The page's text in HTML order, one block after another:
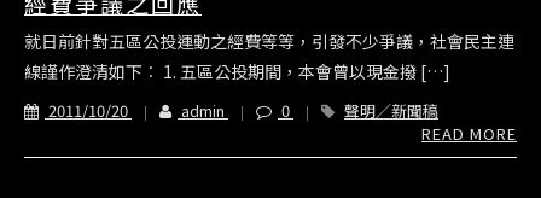
就日前針對五區公投運動之經費等等，引發不少爭議，社會民主連
線謹作澄清如下︰ 1. 五區公投期間，本會曾以現金撥 […]
2011/10/20 admin 0
聲明／新聞稿
READ MORE